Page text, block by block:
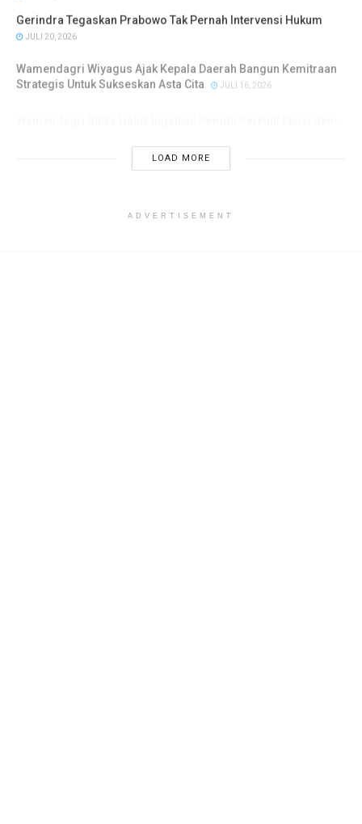
Gerindra Tegaskan Prabowo Tak Pernah Intervensi Hukum
JULI 20, 2026
Strategis Untuk Sukseskan Asta Cita
JULI 16, 2026
LOAD MORE
ADVERTISEMENT